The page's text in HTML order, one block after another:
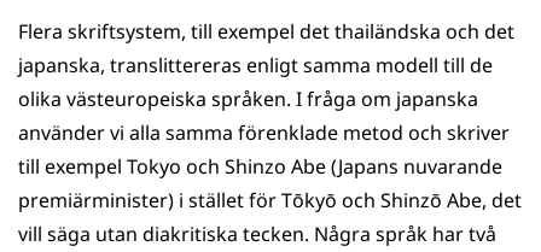
Flera skriftsystem, till exempel det thailändska och det
japanska, translittereras enligt samma modell till de
olika västeuropeiska språken. I fråga om japanska
använder vi alla samma förenklade metod och skriver
till exempel Tokyo och Shinzo Abe (Japans nuvarande
premiärminister) i stället för Tōkyō och Shinzō Abe, det
vill säga utan diakritiska tecken. Några språk har två